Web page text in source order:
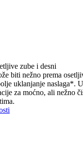
zube i desni
biti nežno prema
uklanjanje naslaga*.
za moćno, ali nežno